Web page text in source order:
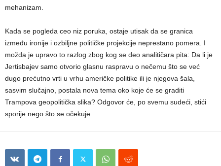
mehanizam.
Kada se pogleda ceo niz poruka, ostaje utisak da se granica
između ironije i ozbiljne političke projekcije neprestano pomera. I
možda je upravo to razlog zbog kog se deo analitičara pita: Da li je
Jertisbajev samo otvorio glasnu raspravu o nečemu što se već
dugo prećutno vrti u vrhu američke politike ili je njegova šala,
sasvim slučajno, postala nova tema oko koje će se graditi
Trampova geopolitička slika? Odgovor će, po svemu sudeći, stići
sporije nego što se očekuje.